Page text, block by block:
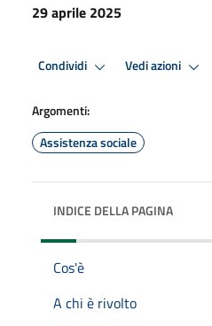
29 aprile 2025
Condividi Vedi azioni
Argomenti:
Assistenza sociale
INDICE DELLA PAGINA
Cos'è
A chi è rivolto